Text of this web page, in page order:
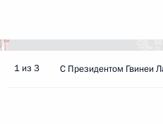
1 из 3 С Президентом Гвинеи